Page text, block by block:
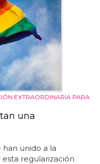
EXTRAORDINARIA PARA
una
han unido a la
regularización